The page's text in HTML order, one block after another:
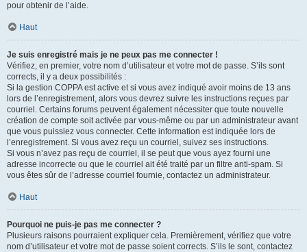
pour obtenir de l’aide.
Haut
Je suis enregistré mais je ne peux pas me connecter !
Vérifiez, en premier, votre nom d’utilisateur et votre mot de passe. S’ils sont
corrects, il y a deux possibilités :
Si la gestion COPPA est active et si vous avez indiqué avoir moins de 13 ans
lors de l’enregistrement, alors vous devrez suivre les instructions reçues par
courriel. Certains forums peuvent également nécessiter que toute nouvelle
création de compte soit activée par vous-même ou par un administrateur avant
que vous puissiez vous connecter. Cette information est indiquée lors de
l’enregistrement. Si vous avez reçu un courriel, suivez ses instructions.
Si vous n’avez pas reçu de courriel, il se peut que vous ayez fourni une
adresse incorrecte ou que le courriel ait été traité par un filtre anti-spam. Si
vous êtes sûr de l’adresse courriel fournie, contactez un administrateur.
Haut
Pourquoi ne puis-je pas me connecter ?
Plusieurs raisons pourraient expliquer cela. Premièrement, vérifiez que votre
nom d’utilisateur et votre mot de passe soient corrects. S’ils le sont, contactez